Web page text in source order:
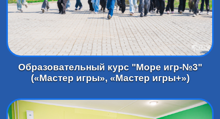
Образовательный курс "Море игр-№3"
(«Мастер игры», «Мастер игры+»)